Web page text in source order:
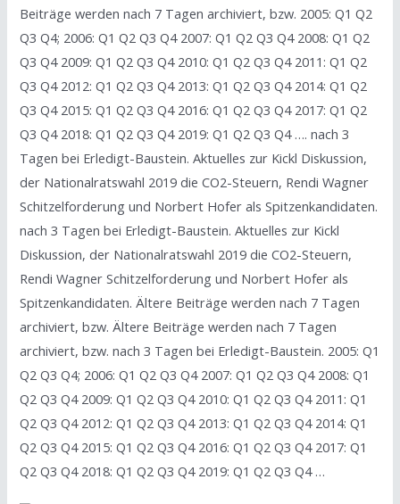
Beiträge werden nach 7 Tagen archiviert, bzw. 2005: Q1 Q2
Q3 Q4; 2006: Q1 Q2 Q3 Q4 2007: Q1 Q2 Q3 Q4 2008: Q1 Q2
Q3 Q4 2009: Q1 Q2 Q3 Q4 2010: Q1 Q2 Q3 Q4 2011: Q1 Q2
Q3 Q4 2012: Q1 Q2 Q3 Q4 2013: Q1 Q2 Q3 Q4 2014: Q1 Q2
Q3 Q4 2015: Q1 Q2 Q3 Q4 2016: Q1 Q2 Q3 Q4 2017: Q1 Q2
Q3 Q4 2018: Q1 Q2 Q3 Q4 2019: Q1 Q2 Q3 Q4 …. nach 3
Tagen bei Erledigt-Baustein. Aktuelles zur Kickl Diskussion,
der Nationalratswahl 2019 die CO2-Steuern, Rendi Wagner
Schitzelforderung und Norbert Hofer als Spitzenkandidaten.
nach 3 Tagen bei Erledigt-Baustein. Aktuelles zur Kickl
Diskussion, der Nationalratswahl 2019 die CO2-Steuern,
Rendi Wagner Schitzelforderung und Norbert Hofer als
Spitzenkandidaten. Ältere Beiträge werden nach 7 Tagen
archiviert, bzw. Ältere Beiträge werden nach 7 Tagen
archiviert, bzw. nach 3 Tagen bei Erledigt-Baustein. 2005: Q1
Q2 Q3 Q4; 2006: Q1 Q2 Q3 Q4 2007: Q1 Q2 Q3 Q4 2008: Q1
Q2 Q3 Q4 2009: Q1 Q2 Q3 Q4 2010: Q1 Q2 Q3 Q4 2011: Q1
Q2 Q3 Q4 2012: Q1 Q2 Q3 Q4 2013: Q1 Q2 Q3 Q4 2014: Q1
Q2 Q3 Q4 2015: Q1 Q2 Q3 Q4 2016: Q1 Q2 Q3 Q4 2017: Q1
Q2 Q3 Q4 2018: Q1 Q2 Q3 Q4 2019: Q1 Q2 Q3 Q4 …